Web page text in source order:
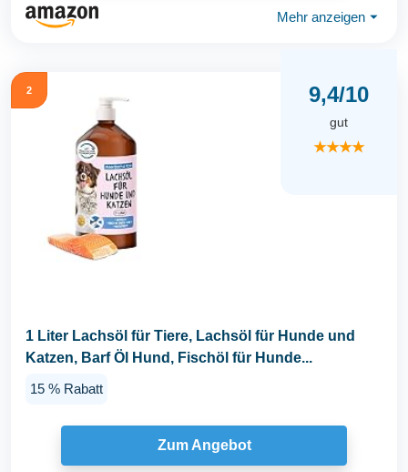
Mehr anzeigen ⏷
2 9,4/10
gut
★★★★
1 Liter Lachsöl für Tiere, Lachsöl für Hunde und
Katzen, Barf Öl Hund, Fischöl für Hunde...
15 % Rabatt
Zum Angebot